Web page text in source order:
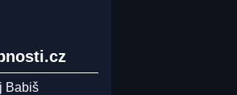
Babiš